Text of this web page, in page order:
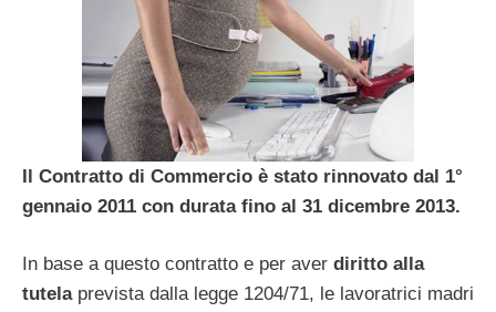
Il Contratto di Commercio è stato rinnovato dal 1°
gennaio 2011 con durata fino al 31 dicembre 2013.
In base a questo contratto e per aver diritto alla
tutelaprevista dalla legge 1204/71, le lavoratrici madri